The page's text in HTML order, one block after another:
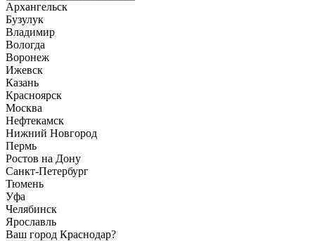
Архангельск
Бузулук
Владимир
Вологда
Воронеж
Ижевск
Казань
Красноярск
Москва
Нефтекамск
Нижний Новгород
Пермь
Ростов на Дону
Санкт-Петербург
Тюмень
Уфа
Челябинск
Ярославль
Ваш город Краснодар?